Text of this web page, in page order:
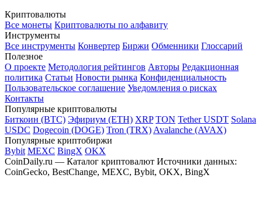
Криптовалюты
Все монеты Криптовалюты по алфавиту
Инструменты
Все инструменты Конвертер Биржи Обменники Глоссарий
Полезное
О проекте Методология рейтингов Авторы Редакционная
политика Статьи Новости рынка Конфиденциальность
Пользовательское соглашение Уведомления о рисках
Контакты
Популярные криптовалюты
Биткоин (BTC) Эфириум (ETH) XRP TON Tether USDT Solana
USDC Dogecoin (DOGE) Tron (TRX) Avalanche (AVAX)
Популярные криптобиржи
Bybit MEXC BingX OKX
CoinDaily.ru — Каталог криптовалют Источники данных:
CoinGecko, BestChange, MEXC, Bybit, OKX, BingX